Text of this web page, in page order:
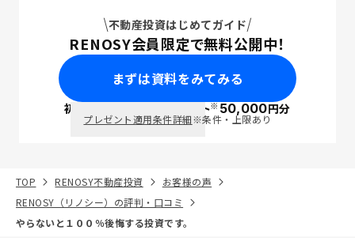
不動産投資はじめてガイド
RENOSY会員限定で無料公開中！
まずは資料をみてみる
初回面談で ポイント※50,000円分
プレゼント適用条件詳細※条件・上限あり
TOP RENOSY不動産投資
お客様の声
RENOSY（リノシー）の評判・口コミ
やらないと１００％後悔する投資です。